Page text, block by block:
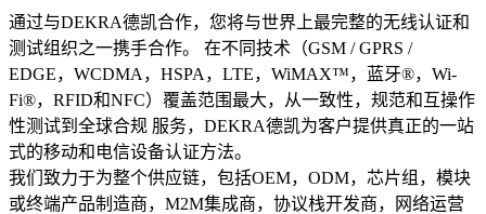
通过与DEKRA德凯合作，您将与世界上最完整的无线认证和
测试组织之一携手合作。 在不同技术（GSM / GPRS /
EDGE，WCDMA，HSPA，LTE，WiMAX™，蓝牙®，Wi-
Fi®，RFID和NFC）覆盖范围最大，从一致性，规范和互操作
性测试到全球合规 服务，DEKRA德凯为客户提供真正的一站
式的移动和电信设备认证方法。
我们致力于为整个供应链，包括OEM，ODM，芯片组，模块
或终端产品制造商，M2M集成商，协议栈开发商，网络运营